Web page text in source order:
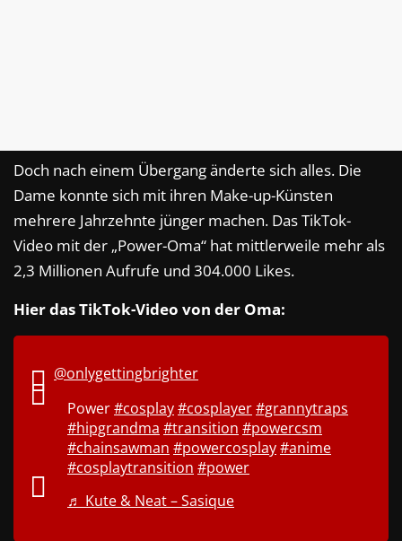
Doch nach einem Übergang änderte sich alles. Die
Dame konnte sich mit ihren Make-up-Künsten
mehrere Jahrzehnte jünger machen. Das TikTok-
Video mit der „Power-Oma“ hat mittlerweile mehr als
2,3 Millionen Aufrufe und 304.000 Likes.
Hier das TikTok-Video von der Oma:
@onlygettingbrighter
Power#cosplay#cosplayer#grannytraps
#hipgrandma #transition #powercsm
#chainsawman #powercosplay#anime
#cosplaytransition #power
♬ Kute & Neat – Sasique